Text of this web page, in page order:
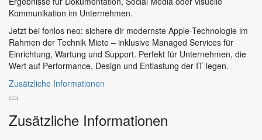
Kommunikation im Unternehmen.
Jetzt bei fonlos neo: sichere dir modernste Apple-Technologie im
Rahmen der Technik Miete – inklusive Managed Services für
Einrichtung, Wartung und Support. Perfekt für Unternehmen, die
Wert auf Performance, Design und Entlastung der IT legen.
Zusätzliche Informationen
Zusätzliche Informationen